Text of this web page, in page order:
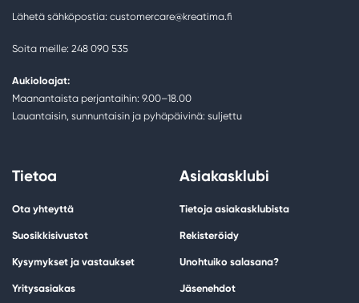
Lähetä sähköpostia: customercare@kreatima.fi
Soita meille: 248 090 535
Aukioloajat:
Maanantaista perjantaihin: 9.00–18.00
Lauantaisin, sunnuntaisin ja pyhäpäivinä: suljettu
Tietoa
Ota yhteyttä
Suosikkisivustot
Kysymykset ja vastaukset
Yritysasiakas
Asiakasklubi
Tietoja asiakasklubista
Rekisteröidy
Unohtuiko salasana?
Jäsenehdot